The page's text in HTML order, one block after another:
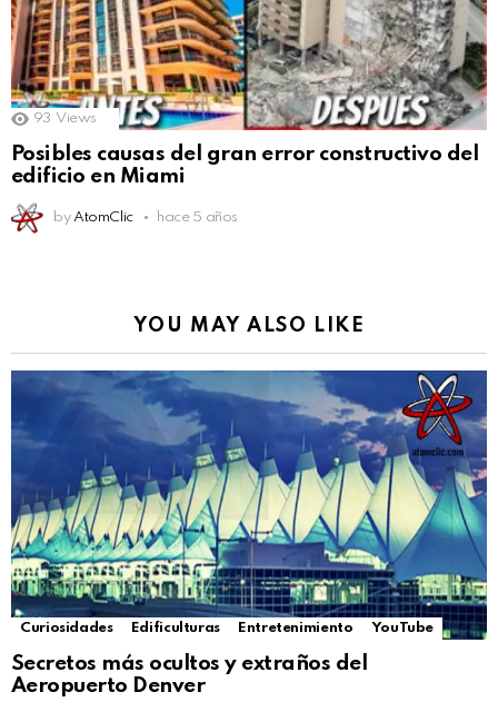
93 Views
Posibles causas del gran error constructivo del
edificio en Miami
by AtomClic hace 5 años
YOU MAY ALSO LIKE
Curiosidades Edificulturas Entretenimiento YouTube
Secretos más ocultos y extraños del
Aeropuerto Denver